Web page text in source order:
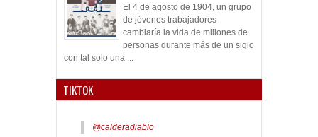
El 4 de agosto de 1904, un grupo
de jóvenes trabajadores
cambiaría la vida de millones de
personas durante más de un siglo
con tal solo una ...
TIKTOK
@calderadiablo